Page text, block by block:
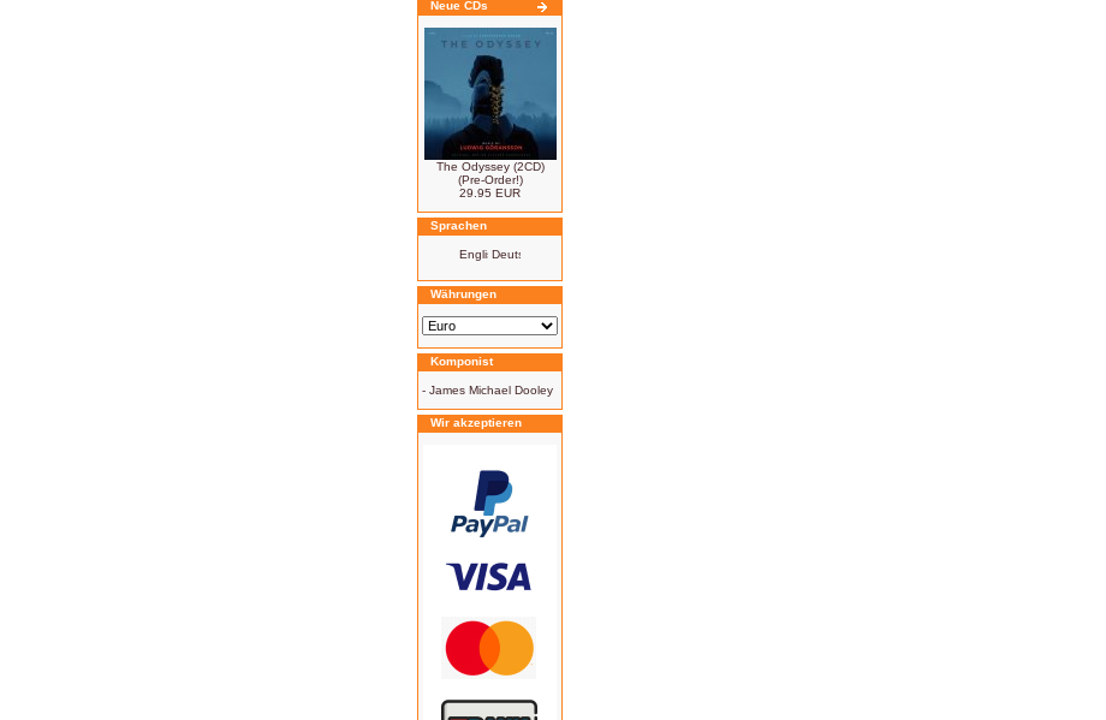
Neue CDs
The Odyssey (2CD)
(Pre-Order!)
29.95 EUR
Sprachen
Währungen
Komponist
- James Michael Dooley
Wir akzeptieren